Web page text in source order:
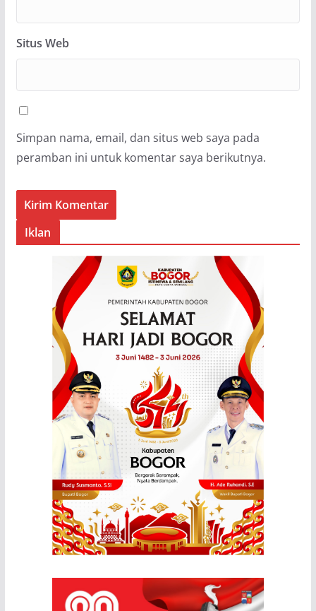
Situs Web
Simpan nama, email, dan situs web saya pada
peramban ini untuk komentar saya berikutnya.
Iklan